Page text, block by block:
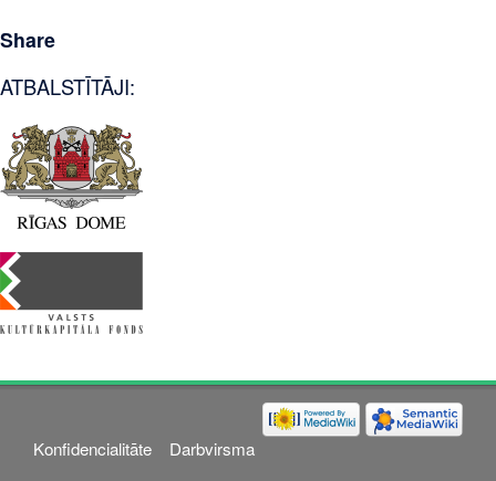
Share
ATBALSTĪTĀJI:
Konfidencialitāte
Darbvirsma